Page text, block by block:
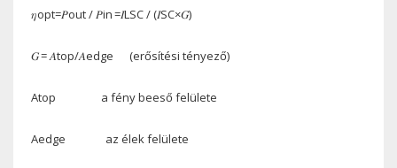
𝜂opt=𝑃out / 𝑃in=𝐼LSC / (𝐼SC×𝐺)
𝐺 = 𝐴top/𝐴edge (erősítési tényező)
Atop a fény beeső felülete
Aedge az élek felülete